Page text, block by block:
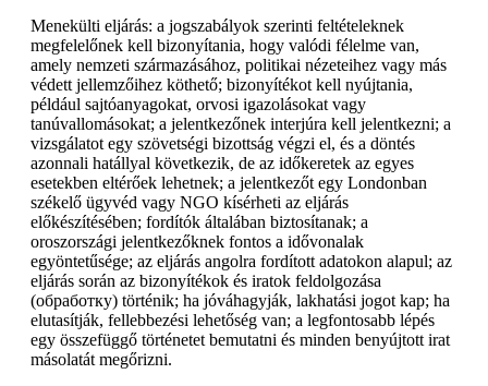
Menekülti eljárás: a jogszabályok szerinti feltételeknek
megfelelőnek kell bizonyítania, hogy valódi félelme van,
amely nemzeti származásához, politikai nézeteihez vagy más
védett jellemzőihez köthető; bizonyítékot kell nyújtania,
például sajtóanyagokat, orvosi igazolásokat vagy
tanúvallomásokat; a jelentkezőnek interjúra kell jelentkezni; a
vizsgálatot egy szövetségi bizottság végzi el, és a döntés
azonnali hatállyal következik, de az időkeretek az egyes
esetekben eltérőek lehetnek; a jelentkezőt egy Londonban
székelő ügyvéd vagy NGO kísérheti az eljárás
előkészítésében; fordítók általában biztosítanak; a
oroszországi jelentkezőknek fontos a idővonalak
egyöntetűsége; az eljárás angolra fordított adatokon alapul; az
eljárás során az bizonyítékok és iratok feldolgozása
(обработку) történik; ha jóváhagyják, lakhatási jogot kap; ha
elutasítják, fellebbezési lehetőség van; a legfontosabb lépés
egy összefüggő történetet bemutatni és minden benyújtott irat
másolatát megőrizni.